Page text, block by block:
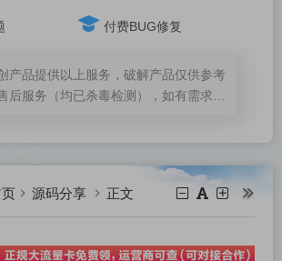
付费BUG修复
产品提供以上服务，破解产品仅供参考
后服务（均已杀毒检测），如有需求，
源码分享 正文